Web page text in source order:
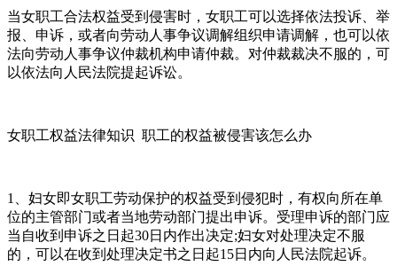
当女职工合法权益受到侵害时，女职工可以选择依法投诉、举
报、申诉，或者向劳动人事争议调解组织申请调解，也可以依
法向劳动人事争议仲裁机构申请仲裁。对仲裁裁决不服的，可
以依法向人民法院提起诉讼。
女职工权益法律知识 职工的权益被侵害该怎么办
1、妇女即女职工劳动保护的权益受到侵犯时，有权向所在单
位的主管部门或者当地劳动部门提出申诉。受理申诉的部门应
当自收到申诉之日起30日内作出决定;妇女对处理决定不服
的，可以在收到处理决定书之日起15日内向人民法院起诉。